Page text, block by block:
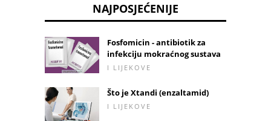
NAJPOSJEĆENIJE
Fosfomicin - antibiotik za
infekciju mokraćnog sustava
I LIJEKOVE
Što je Xtandi (enzaltamid)
I LIJEKOVE